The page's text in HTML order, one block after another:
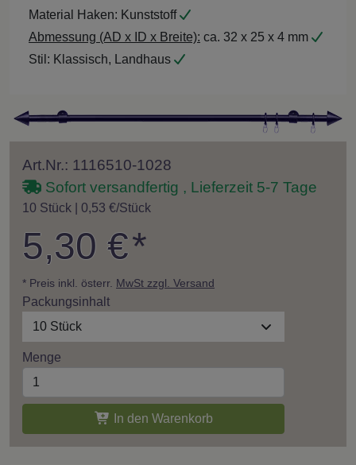
Material Haken: Kunststoff
Abmessung (AD x ID x Breite): ca. 32 x 25 x 4 mm
Stil: Klassisch, Landhaus
Art.Nr.: 1116510-1028
Sofort versandfertig , Lieferzeit 5-7 Tage
10 Stück | 0,53 €/Stück
5,30 €*
* Preis inkl. österr. MwSt zzgl. Versand
Packungsinhalt
10 Stück
Menge
In den Warenkorb